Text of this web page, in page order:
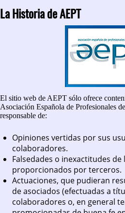
La Historia de AEPT
El sitio web de AEPT sólo ofrece
Asociación Española de Profesionales
responsable de:
Opiniones vertidas por sus
colaboradores.
Falsedades o inexactitudes
proporcionados por terceros.
Actuaciones, que pudieran
de asociados (efectuadas a
colaboradores o, en general